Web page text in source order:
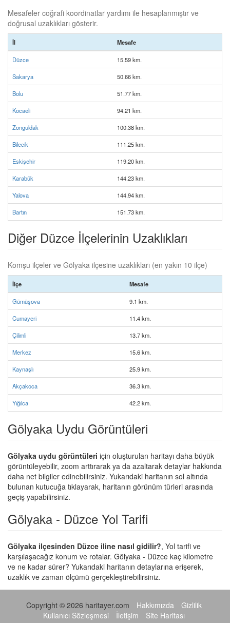
Mesafeler coğrafi koordinatlar yardımı ile hesaplanmıştır ve
doğrusal uzaklıkları gösterir.
İl Mesafe
Düzce 15.59 km.
Sakarya 50.66 km.
Bolu 51.77 km.
Kocaeli 94.21 km.
Zonguldak 100.38 km.
Bilecik 111.25 km.
Eskişehir 119.20 km.
Karabük 144.23 km.
Yalova 144.94 km.
Bartın 151.73 km.
Diğer Düzce İlçelerinin Uzaklıkları
Komşu ilçeler ve Gölyaka ilçesine uzaklıkları (en yakın 10 ilçe)
İlçe Mesafe
Gümüşova 9.1 km.
Cumayeri 11.4 km.
Çilimli 13.7 km.
Merkez 15.6 km.
Kaynaşlı 25.9 km.
Akçakoca 36.3 km.
Yığılca 42.2 km.
Gölyaka Uydu Görüntüleri
Gölyaka uydu görüntüleri için oluşturulan haritayı daha büyük
görüntüleyebilir, zoom arttırarak ya da azaltarak detaylar hakkında
daha net bilgiler edinebilirsiniz. Yukarıdaki haritanın sol altında
bulunan kutucuğa tıklayarak, haritanın görünüm türleri arasında
geçiş yapabilirsiniz.
Gölyaka - Düzce Yol Tarifi
Gölyaka ilçesinden Düzce iline nasıl gidilir?, Yol tarifi ve
karşılaşacağız konum ve rotalar. Gölyaka - Düzce kaç kilometre
ve ne kadar sürer? Yukarıdaki haritanın detaylarına erişerek,
uzaklık ve zaman ölçümü gerçekleştirebilirsiniz.
Copyright © 2026 haritayer.com Hakkımızda
Gizlilik
Kullanıcı Sözleşmesi
İletişim Site Haritası